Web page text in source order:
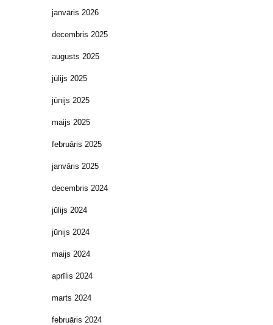
janvāris 2026
decembris 2025
augusts 2025
jūlijs 2025
jūnijs 2025
maijs 2025
februāris 2025
janvāris 2025
decembris 2024
jūlijs 2024
jūnijs 2024
maijs 2024
aprīlis 2024
marts 2024
februāris 2024